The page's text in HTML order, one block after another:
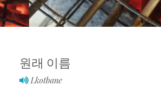
원래 이름
Lkotbane